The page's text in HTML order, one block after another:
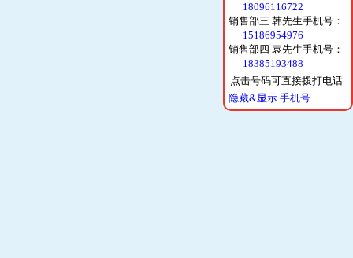
18096116722
销售部三 韩先生手机号：
15186954976
销售部四 袁先生手机号：
18385193488
点击号码可直接拨打电话
隐藏&显示 手机号